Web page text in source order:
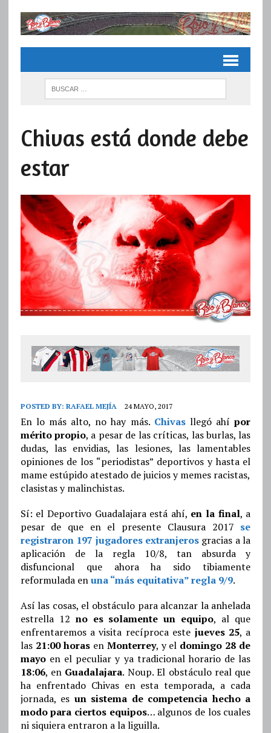
Chivas está donde debe
estar
POSTED BY: RAFAEL MEJÍA 24 MAYO, 2017
En lo más alto, no hay más. Chivasllegó ahípor
mérito propio, a pesar de las críticas, las burlas, las
dudas, las envidias, las lesiones, las lamentables
opiniones de los “periodistas” deportivos y hasta el
mame estúpido atestado de juicios y memes racistas,
clasistas y malinchistas.
Sí: el Deportivo Guadalajara está ahí, en la final, a
pesar de que en el presente Clausura 2017 se
registraron 197 jugadores extranjeros gracias a la
aplicación de la regla 10/8, tan absurda y
disfuncional que ahora ha sido tibiamente
reformulada enuna “más equitativa” regla 9/9.
Así las cosas, el obstáculo para alcanzar la anhelada
estrella 12 no es solamente un equipo, al que
enfrentaremos a visita recíproca este jueves 25, a
las 21:00 horasen Monterrey, y el domingo 28 de
mayoen el peculiar y ya tradicional horario de las
18:06, en Guadalajara. Noup. El obstáculo real que
ha enfrentado Chivas en esta temporada, a cada
jornada, es un sistema de competencia hecho a
modo para ciertos equipos… algunos de los cuales
ni siquiera entraron a la liguilla.